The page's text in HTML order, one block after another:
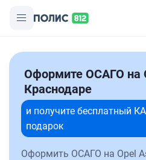
Оформите ОСАГО на
Краснодаре
и получите бесплатный
подарок
Оформить ОСАГО на Opel